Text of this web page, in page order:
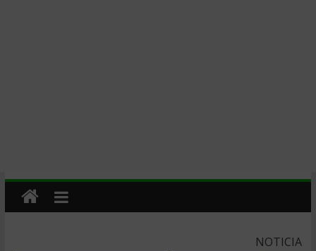
NOTICIA